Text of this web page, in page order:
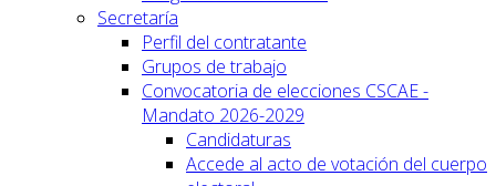
Secretaría
Perfil del contratante
Grupos de trabajo
Convocatoria de elecciones CSCAE -
Mandato 2026-2029
Candidaturas
Accede al acto de votación del cuerpo